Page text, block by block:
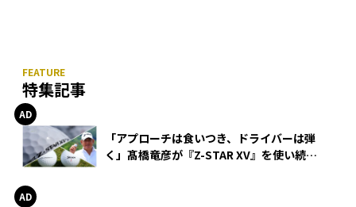
特集記事
「アプローチは食いつき、ドライバーは弾
く」髙橋竜彦が『Z-STAR XV』を使い続け